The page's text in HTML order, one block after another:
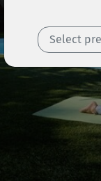
Select